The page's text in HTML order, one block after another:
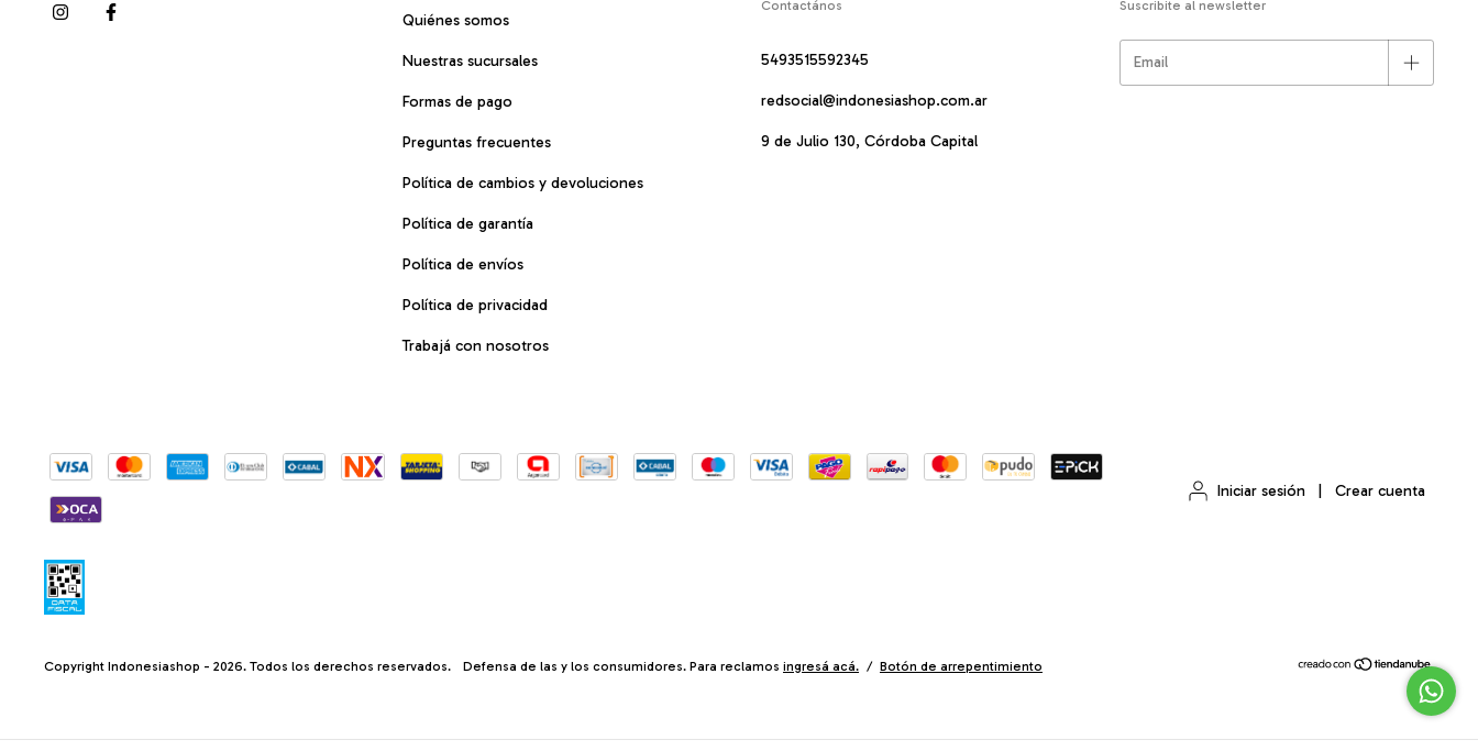
Quiénes somos
Nuestras sucursales
Formas de pago
Preguntas frecuentes
Política de cambios y devoluciones
Política de garantía
Política de envíos
Política de privacidad
Trabajá con nosotros
Contactános
5493515592345
redsocial@indonesiashop.com.ar
9 de Julio 130, Córdoba Capital
Suscribite al newsletter
Iniciar sesión Crear cuenta
Copyright Indonesiashop - 2026. Todos los derechos reservados. Defensa de las y los consumidores. Para reclamos ingresá acá. / Botón de arrepentimiento